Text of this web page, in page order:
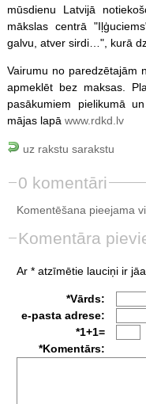
mūsdienu Latvijā
mākslas centrā
galvu, atver sirdi…", kurā
Vairumu no paredzētajām
apmeklēt bez maksas.
pasākumiem pielikumā
mājas lapā www.rdkd.lv
uz rakstu sarakstu
0 komentāri
Komentēšana pieejama
Komentāra
Ar * atzīmētie lauciņi ir
*Vārds:
e-pasta adrese:
*1+1=
*Komentārs: